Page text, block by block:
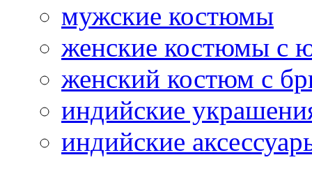
мужские костюмы
женские костюмы с
женский костюм с
индийские
индийские